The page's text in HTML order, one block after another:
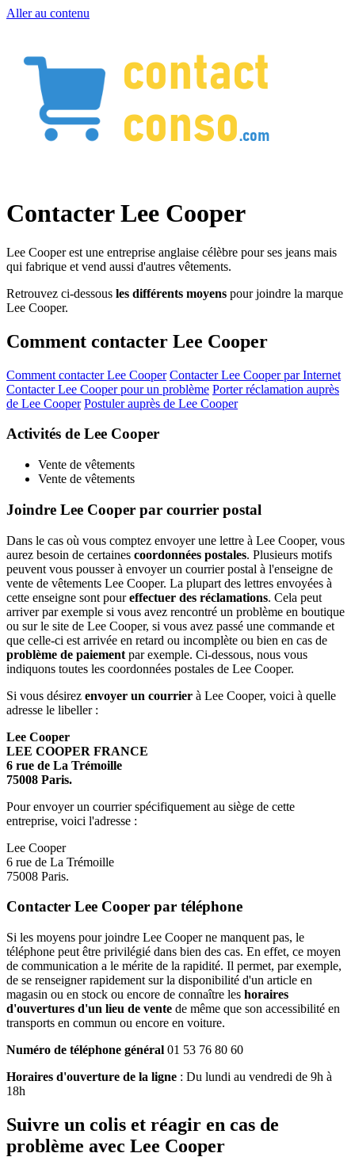
Aller au contenu
Contacter Lee Cooper
Lee Cooper est une entreprise anglaise célèbre pour ses jeans mais
qui fabrique et vend aussi d'autres vêtements.
Retrouvez ci-dessous les différents moyens pour joindre la marque
Lee Cooper.
Comment contacter Lee Cooper
Comment contacter Lee Cooper Contacter Lee Cooper par Internet
Contacter Lee Cooper pour un problème Porter réclamation auprès
de Lee Cooper Postuler auprès de Lee Cooper
Activités de Lee Cooper
Vente de vêtements
Vente de vêtements
Joindre Lee Cooper par courrier postal
Dans le cas où vous comptez envoyer une lettre à Lee Cooper, vous
aurez besoin de certaines coordonnées postales. Plusieurs motifs
peuvent vous pousser à envoyer un courrier postal à l'enseigne de
vente de vêtements Lee Cooper. La plupart des lettres envoyées à
cette enseigne sont poureffectuer des réclamations. Cela peut
arriver par exemple si vous avez rencontré un problème en boutique
ou sur le site de Lee Cooper, si vous avez passé une commande et
que celle-ci est arrivée en retard ou incomplète ou bien en cas de
problème de paiement par exemple. Ci-dessous, nous vous
indiquons toutes les coordonnées postales de Lee Cooper.
Si vous désirez envoyer un courrier à Lee Cooper, voici à quelle
adresse le libeller :
Lee Cooper
LEE COOPER FRANCE
6 rue de La Trémoille
75008 Paris.
Pour envoyer un courrier spécifiquement au siège de cette
entreprise, voici l'adresse :
Lee Cooper
6 rue de La Trémoille
75008 Paris.
Contacter Lee Cooper par téléphone
Si les moyens pour joindre Lee Cooper ne manquent pas, le
téléphone peut être privilégié dans bien des cas. En effet, ce moyen
de communication a le mérite de la rapidité. Il permet, par exemple,
de se renseigner rapidement sur la disponibilité d'un article en
magasin ou en stock ou encore de connaître les horaires
d'ouvertures d'un lieu de vente de même que son accessibilité en
transports en commun ou encore en voiture.
Numéro de téléphone général 01 53 76 80 60
Horaires d'ouverture de la ligne : Du lundi au vendredi de 9h à
18h
Suivre un colis et réagir en cas de
problème avec Lee Cooper